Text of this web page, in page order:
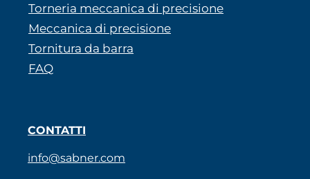
Torneria meccanica di precisione
Meccanica di precisione
Tornitura da barra
FAQ
CONTATTI
info@sabner.com